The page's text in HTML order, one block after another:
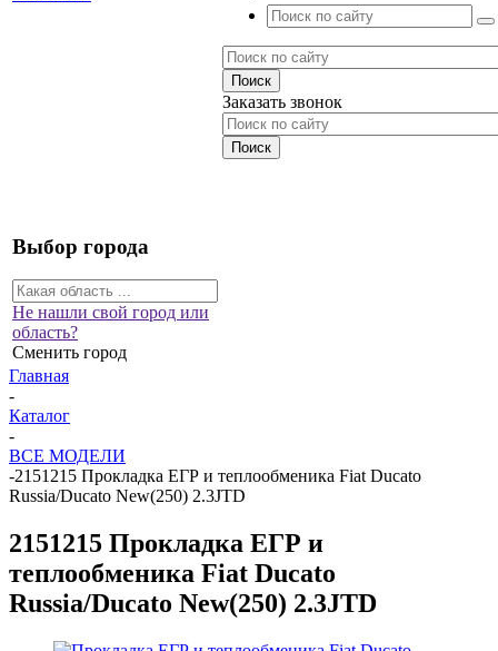
Заказать звонок
Выбор города
Не нашли свой город или
область?
Сменить город
Главная
-
Каталог
-
ВСЕ МОДЕЛИ
-2151215 Прокладка ЕГР и теплообменика Fiat Ducato
Russia/Ducato New(250) 2.3JTD
2151215 Прокладка ЕГР и
теплообменика Fiat Ducato
Russia/Ducato New(250) 2.3JTD